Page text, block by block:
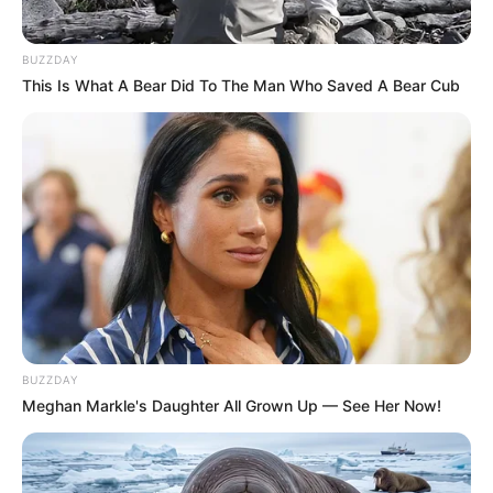
2º Saquinho de suspiros
Que ossuspirossão uma delícia isso todo mundo
já sabe. Mas você sabia que pode utilizá-los como
lembrancinha de casamento? Isso mesmo! É uma
ideia incrível para economizar e ainda agradar
seus convidados.Para dar aquele charme especial,
BUZZDAY
This Is What A Bear Did To The Man Who Saved A Bear Cub
BUZZDAY
Meghan Markle's Daughter All Grown Up — See Her Now!